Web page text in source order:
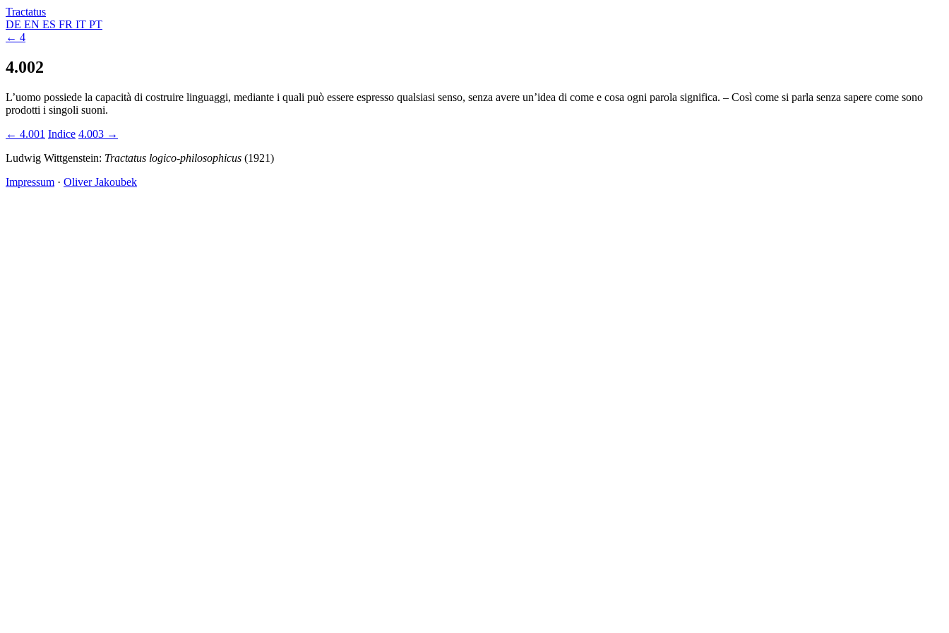
Tractatus
DE EN ES FR IT PT
← 4
4.002
L’uomo possiede la capacità di costruire linguaggi, mediante i quali può essere espresso qualsiasi senso, senza avere un’idea di come e cosa ogni parola significa. – Così come si parla senza sapere come sono
prodotti i singoli suoni.
← 4.001 Indice 4.003 →
Ludwig Wittgenstein: Tractatus logico-philosophicus (1921)
Impressum · Oliver Jakoubek